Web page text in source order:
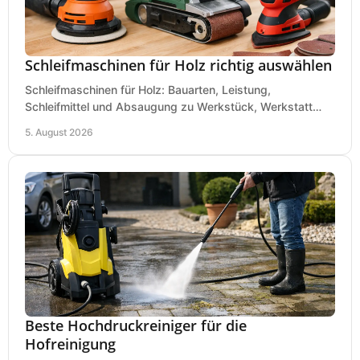
Schleifmaschinen für Holz richtig auswählen
Schleifmaschinen für Holz: Bauarten, Leistung,
Schleifmittel und Absaugung zu Werkstück, Werkstatt
5. August 2026
Beste Hochdruckreiniger für die
Hofreinigung